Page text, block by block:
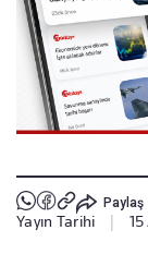
Paylaş
Yayın Tarihi